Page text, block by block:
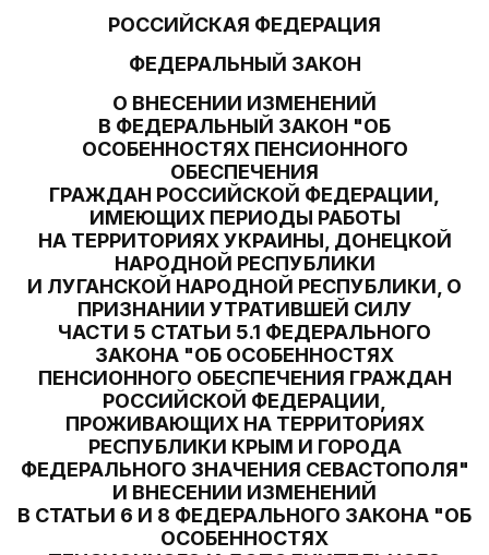
РОССИЙСКАЯ ФЕДЕРАЦИЯ
ФЕДЕРАЛЬНЫЙ ЗАКОН
О ВНЕСЕНИИ ИЗМЕНЕНИЙ
В ФЕДЕРАЛЬНЫЙ ЗАКОН "ОБ
ОСОБЕННОСТЯХ ПЕНСИОННОГО
ОБЕСПЕЧЕНИЯ
ГРАЖДАН РОССИЙСКОЙ ФЕДЕРАЦИИ,
ИМЕЮЩИХ ПЕРИОДЫ РАБОТЫ
НА ТЕРРИТОРИЯХ УКРАИНЫ, ДОНЕЦКОЙ
НАРОДНОЙ РЕСПУБЛИКИ
И ЛУГАНСКОЙ НАРОДНОЙ РЕСПУБЛИКИ, О
ПРИЗНАНИИ УТРАТИВШЕЙ СИЛУ
ЧАСТИ 5 СТАТЬИ 5.1 ФЕДЕРАЛЬНОГО
ЗАКОНА "ОБ ОСОБЕННОСТЯХ
ПЕНСИОННОГО ОБЕСПЕЧЕНИЯ ГРАЖДАН
РОССИЙСКОЙ ФЕДЕРАЦИИ,
ПРОЖИВАЮЩИХ НА ТЕРРИТОРИЯХ
РЕСПУБЛИКИ КРЫМ И ГОРОДА
ФЕДЕРАЛЬНОГО ЗНАЧЕНИЯ СЕВАСТОПОЛЯ"
И ВНЕСЕНИИ ИЗМЕНЕНИЙ
В СТАТЬИ 6 И 8 ФЕДЕРАЛЬНОГО ЗАКОНА "ОБ
ОСОБЕННОСТЯХ